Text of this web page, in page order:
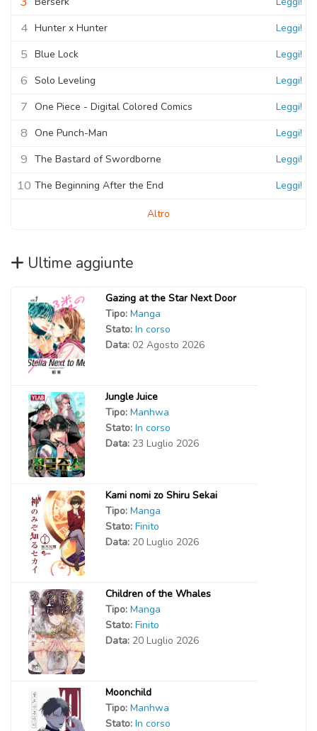
4 Hunter x Hunter Leggi!
5 Blue Lock Leggi!
6 Solo Leveling Leggi!
7 One Piece - Digital Colored Comics Leggi!
8 One Punch-Man Leggi!
9 The Bastard of Swordborne Leggi!
10 The Beginning After the End Leggi!
Altro
Ultime aggiunte
Gazing at the Star Next Door
Tipo: Manga
Stato: In corso
Data: 02 Agosto 2026
Jungle Juice
Tipo: Manhwa
Stato: In corso
Data: 23 Luglio 2026
Kami nomi zo Shiru Sekai
Tipo: Manga
Stato: Finito
Data: 20 Luglio 2026
Children of the Whales
Tipo: Manga
Stato: Finito
Data: 20 Luglio 2026
Moonchild
Tipo: Manhwa
Stato: In corso